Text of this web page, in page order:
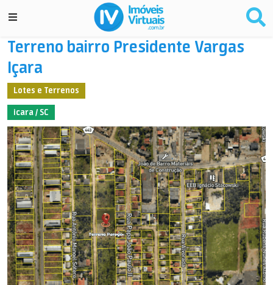
Terreno bairro Presidente Vargas
Içara
Lotes e Terrenos
icara / SC